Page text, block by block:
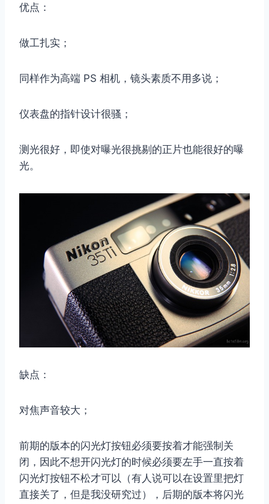
优点：
做工扎实；
同样作为高端 PS 相机，镜头素质不用多说；
仪表盘的指针设计很骚；
测光很好，即使对曝光很挑剔的正片也能很好的曝
光。
缺点：
对焦声音较大；
前期的版本的闪光灯按钮必须要按着才能强制关
闭，因此不想开闪光灯的时候必须要左手一直按着
闪光灯按钮不松才可以（有人说可以在设置里把灯
直接关了，但是我没研究过），后期的版本将闪光
取消 搜索